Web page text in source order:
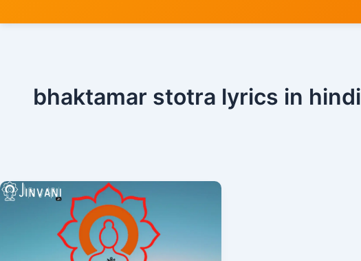
bhaktamar stotra lyrics in hindi